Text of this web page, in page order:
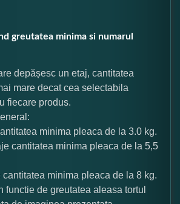
greutatea minima si numarul
depășesc un etaj, cantitatea
mare decat cea selectabila
fiecare produs.
minima pleaca de la 3.0 kg.
cantitatea minima pleaca de la 5,5
cantitatea minima pleaca de la 8 kg.
functie de greutatea aleasa tortul